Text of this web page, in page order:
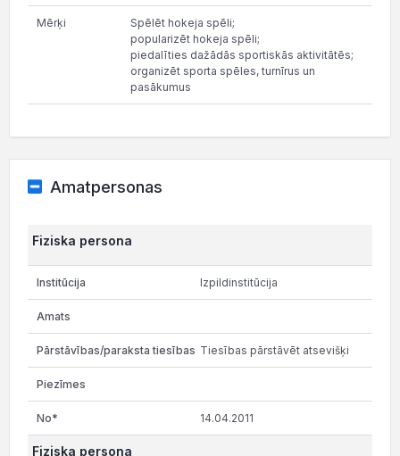
Mērķi
Spēlēt hokeja spēli;
popularizēt hokeja spēli;
piedalīties dažādās sportiskās aktivitātēs;
organizēt sporta spēles, turnīrus un
pasākumus
Amatpersonas
Fiziska persona
Izpildinstitūcija
Tiesības pārstāvēt atsevišķi
14.04.2011
Fiziska persona